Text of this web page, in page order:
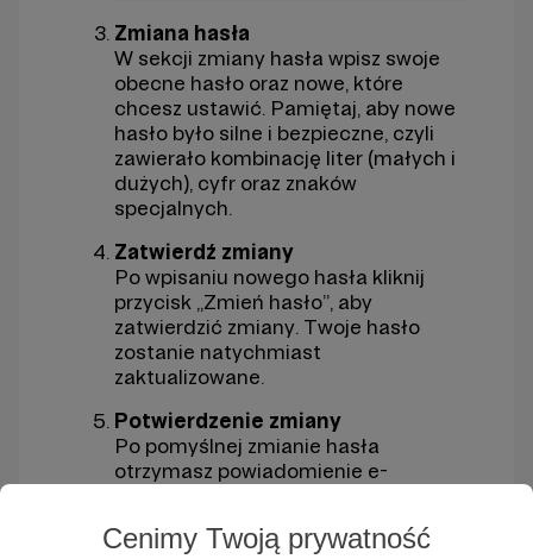
Cenimy Twoją prywatność
Zmiana hasła
W sekcji zmiany hasła wpisz swoje
obecne hasło oraz nowe, które
chcesz ustawić. Pamiętaj, aby nowe
hasło było silne i bezpieczne, czyli
zawierało kombinację liter (małych i
dużych), cyfr oraz znaków
specjalnych.
Zatwierdź zmiany
Po wpisaniu nowego hasła kliknij
przycisk „Zmień hasło”, aby
zatwierdzić zmiany. Twoje hasło
zostanie natychmiast
zaktualizowane.
Potwierdzenie zmiany
Po pomyślnej zmianie hasła
otrzymasz powiadomienie e-
natychmiast skontaktuj się z